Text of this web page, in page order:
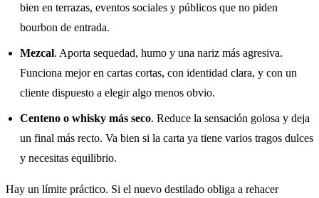
bien en terrazas, eventos sociales y públicos que no piden
bourbon de entrada.
Mezcal. Aporta sequedad, humo y una nariz más agresiva.
Funciona mejor en cartas cortas, con identidad clara, y con un
cliente dispuesto a elegir algo menos obvio.
Centeno o whisky más seco. Reduce la sensación golosa y deja
un final más recto. Va bien si la carta ya tiene varios tragos dulces
y necesitas equilibrio.
Hay un límite práctico. Si el nuevo destilado obliga a rehacer